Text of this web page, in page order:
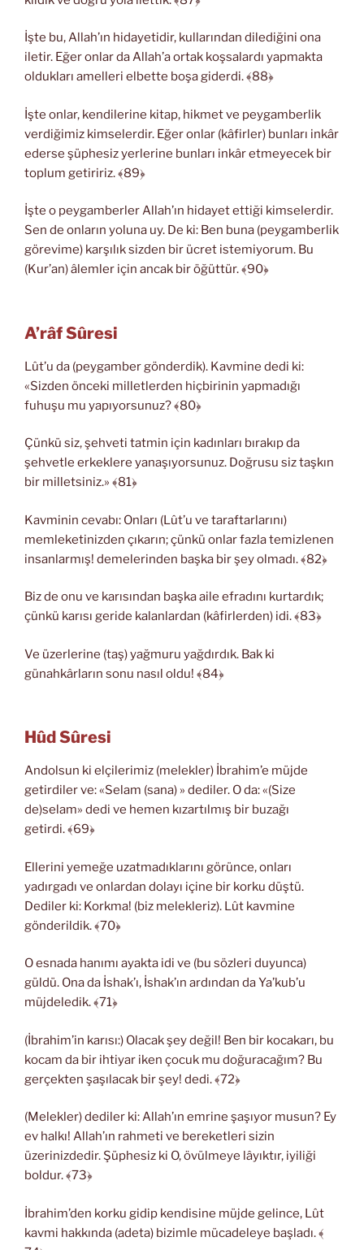
İşte bu, Allah’ın hidayetidir, kullarından dilediğini ona
iletir. Eğer onlar da Allah’a ortak koşsalardı yapmakta
oldukları amelleri elbette boşa giderdi. ﴾88﴿
İşte onlar, kendilerine kitap, hikmet ve peygamberlik
verdiğimiz kimselerdir. Eğer onlar (kâfirler) bunları inkâr
ederse şüphesiz yerlerine bunları inkâr etmeyecek bir
toplum getiririz. ﴾89﴿
İşte o peygamberler Allah’ın hidayet ettiği kimselerdir.
Sen de onların yoluna uy. De ki: Ben buna (peygamberlik
görevime) karşılık sizden bir ücret istemiyorum. Bu
(Kur’an) âlemler için ancak bir öğüttür. ﴾90﴿
A’râf Sûresi
Lût’u da (peygamber gönderdik). Kavmine dedi ki:
«Sizden önceki milletlerden hiçbirinin yapmadığı
fuhuşu mu yapıyorsunuz? ﴾80﴿
Çünkü siz, şehveti tatmin için kadınları bırakıp da
şehvetle erkeklere yanaşıyorsunuz. Doğrusu siz taşkın
bir milletsiniz.» ﴾81﴿
Kavminin cevabı: Onları (Lût’u ve taraftarlarını)
memleketinizden çıkarın; çünkü onlar fazla temizlenen
insanlarmış! demelerinden başka bir şey olmadı. ﴾82﴿
Biz de onu ve karısından başka aile efradını kurtardık;
çünkü karısı geride kalanlardan (kâfirlerden) idi. ﴾83﴿
Ve üzerlerine (taş) yağmuru yağdırdık. Bak ki
günahkârların sonu nasıl oldu! ﴾84﴿
Hûd Sûresi
Andolsun ki elçilerimiz (melekler) İbrahim’e müjde
getirdiler ve: «Selam (sana) » dediler. O da: «(Size
de)selam» dedi ve hemen kızartılmış bir buzağı
getirdi. ﴾69﴿
Ellerini yemeğe uzatmadıklarını görünce, onları
yadırgadı ve onlardan dolayı içine bir korku düştü.
Dediler ki: Korkma! (biz melekleriz). Lût kavmine
gönderildik. ﴾70﴿
O esnada hanımı ayakta idi ve (bu sözleri duyunca)
güldü. Ona da İshak’ı, İshak’ın ardından da Ya’kub’u
müjdeledik. ﴾71﴿
(İbrahim’in karısı:) Olacak şey değil! Ben bir kocakarı, bu
kocam da bir ihtiyar iken çocuk mu doğuracağım? Bu
gerçekten şaşılacak bir şey! dedi. ﴾72﴿
(Melekler) dediler ki: Allah’ın emrine şaşıyor musun? Ey
ev halkı! Allah’ın rahmeti ve bereketleri sizin
üzerinizdedir. Şüphesiz ki O, övülmeye lâyıktır, iyiliği
boldur. ﴾73﴿
İbrahim’den korku gidip kendisine müjde gelince, Lût
kavmi hakkında (adeta) bizimle mücadeleye başladı. ﴾